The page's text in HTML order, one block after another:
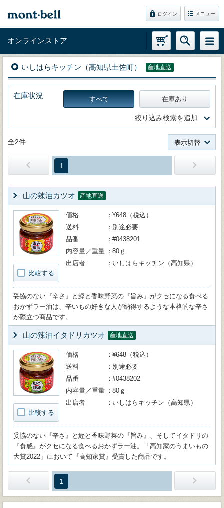
ログイン メニュー
オンラインストア
いしはらキッチン（高知県土佐町） 産地直送
在庫状況 すべて 在庫あり
絞り込み検索を追加
全2件 表示切替
1
山の辣油カツオ 産地直送
比較する
価格
¥648（税込）
送料
別途必要
品番
#0438201
内容量／重量
80ｇ
出店者
いしはらキッチン（高知県）
妥協のない『辛さ』と鰹と香味野菜の『旨み』がクセになる食べる
おかずラー油は、辛いもの好きな人が納得するような本格的な辛さ
が際立つ商品です。
山の辣油イタドリカツオ 産地直送
比較する
価格
¥648（税込）
送料
別途必要
品番
#0438202
内容量／重量
80ｇ
出店者
いしはらキッチン（高知県）
妥協のない『辛さ』と鰹と香味野菜の『旨み』、そしてイタドリの
『食感』がクセになる食べるおかずラー油。「高知家のうまいもの
大賞2022」において『高知家賞』受賞した商品です。
1